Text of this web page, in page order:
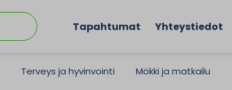
Tapahtumat Yhteystiedot
Terveys ja hyvinvointi Mökki ja matkailu